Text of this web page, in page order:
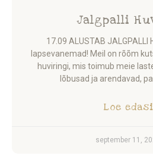
Jalgpalli
17.09 ALUSTAB JALGPALLI
lapsevanemad! Meil on rõõm
huviringi, mis toimub meie
lõbusad ja arendavad,
Loe
september 11,